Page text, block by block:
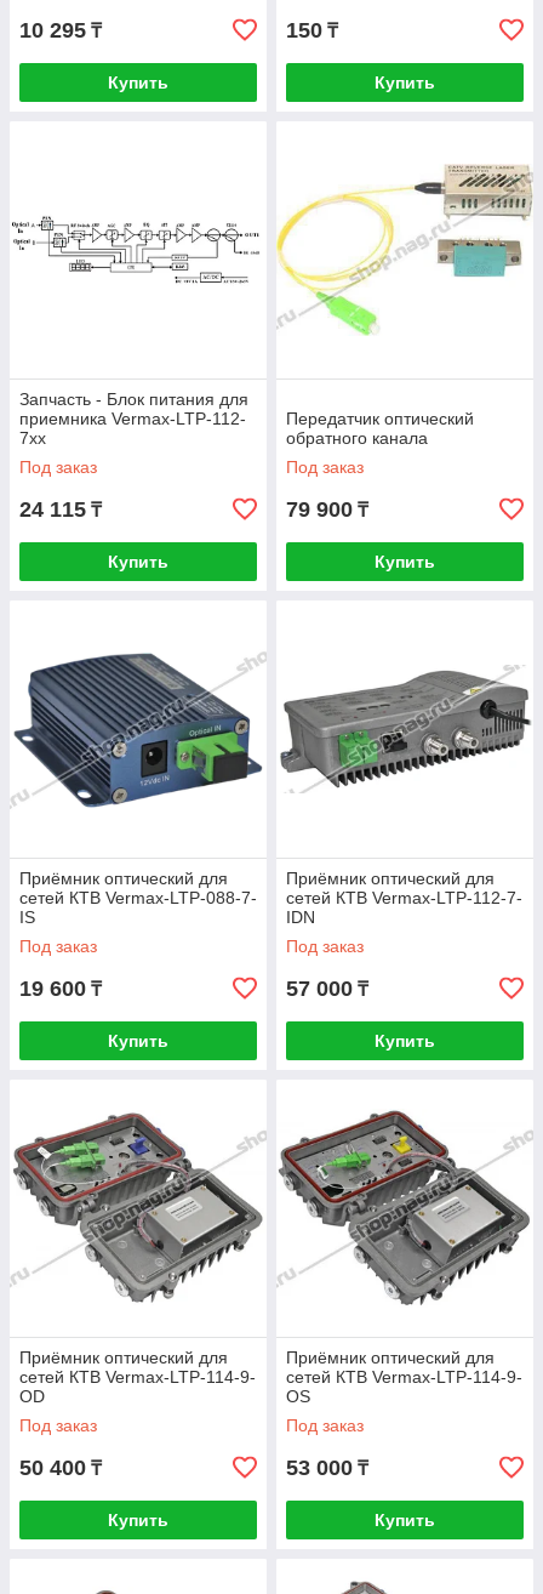
10 295 ₸
Купить
150 ₸
Купить
Запчасть - Блок питания для
приемника Vermax-LTP-112-
7хх
Под заказ
24 115 ₸
Купить
Передатчик оптический
обратного канала
Под заказ
79 900 ₸
Купить
Приёмник оптический для
сетей КТВ Vermax-LTP-088-7-
IS
Под заказ
19 600 ₸
Купить
Приёмник оптический для
сетей КТВ Vermax-LTP-112-7-
IDN
Под заказ
57 000 ₸
Купить
Приёмник оптический для
сетей КТВ Vermax-LTP-114-9-
OD
Под заказ
50 400 ₸
Купить
Приёмник оптический для
сетей КТВ Vermax-LTP-114-9-
OS
Под заказ
53 000 ₸
Купить